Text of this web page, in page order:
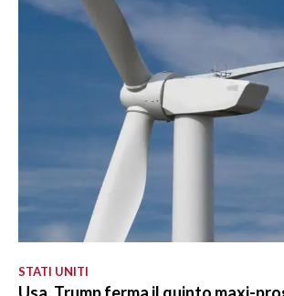
STATI UNITI
Usa, Trump ferma il quinto maxi-